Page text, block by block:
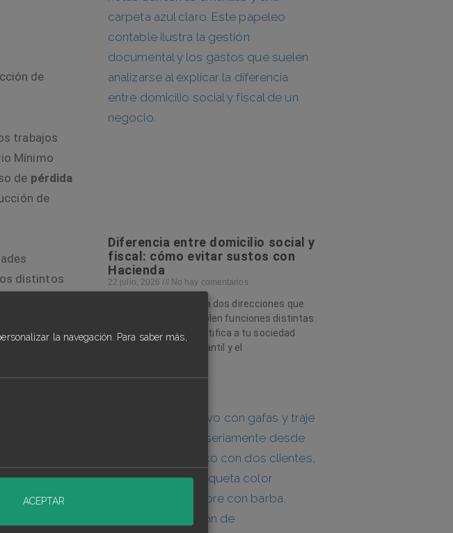
de
trabajos
Mínimo
de pérdida
de
distintos
en caso de
a cada
la
a la
de las
de cada
que
Diferencia entre domicilio social y
fiscal: cómo evitar sustos con
Hacienda
22 julio, 2026 No hay comentarios
Toda sociedad maneja dos direcciones que
se parecen pero cumplen funciones distintas.
El domicilio social identifica a tu sociedad
ante el Registro Mercantil y el
la navegación.
Para saber más,
ACEPTAR